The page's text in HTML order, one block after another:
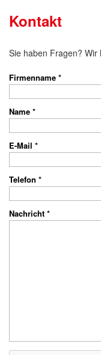
Kontakt
Sie haben Fragen?
Firmenname *
Name *
E-Mail *
Telefon *
Nachricht *